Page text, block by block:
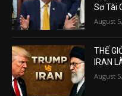
Sơ Tài
August
THẾ
IRAN
August